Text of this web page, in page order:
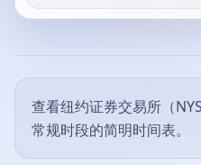
查看纽约证券交易所（
常规时段的简明时间表。